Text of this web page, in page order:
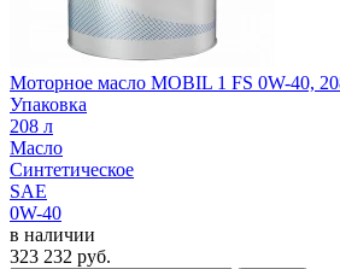
Моторное масло MOBIL 1 FS 0W-40,
Упаковка
208 л
Масло
Синтетическое
SAE
0W-40
в наличии
323 232 руб.